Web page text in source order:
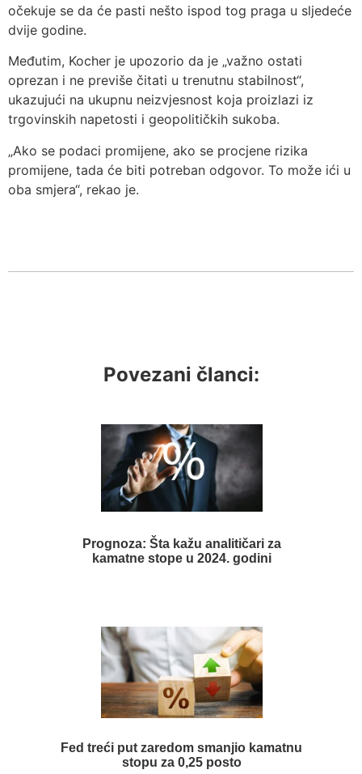
očekuje se da će pasti nešto ispod tog praga u sljedeće
dvije godine.
Međutim, Kocher je upozorio da je „važno ostati
oprezan i ne previše čitati u trenutnu stabilnost“,
ukazujući na ukupnu neizvjesnost koja proizlazi iz
trgovinskih napetosti i geopolitičkih sukoba.
„Ako se podaci promijene, ako se procjene rizika
promijene, tada će biti potreban odgovor. To može ići u
oba smjera“, rekao je.
Povezani članci:
Prognoza: Šta kažu analitičari za
kamatne stope u 2024. godini
Fed treći put zaredom smanjio kamatnu
stopu za 0,25 posto